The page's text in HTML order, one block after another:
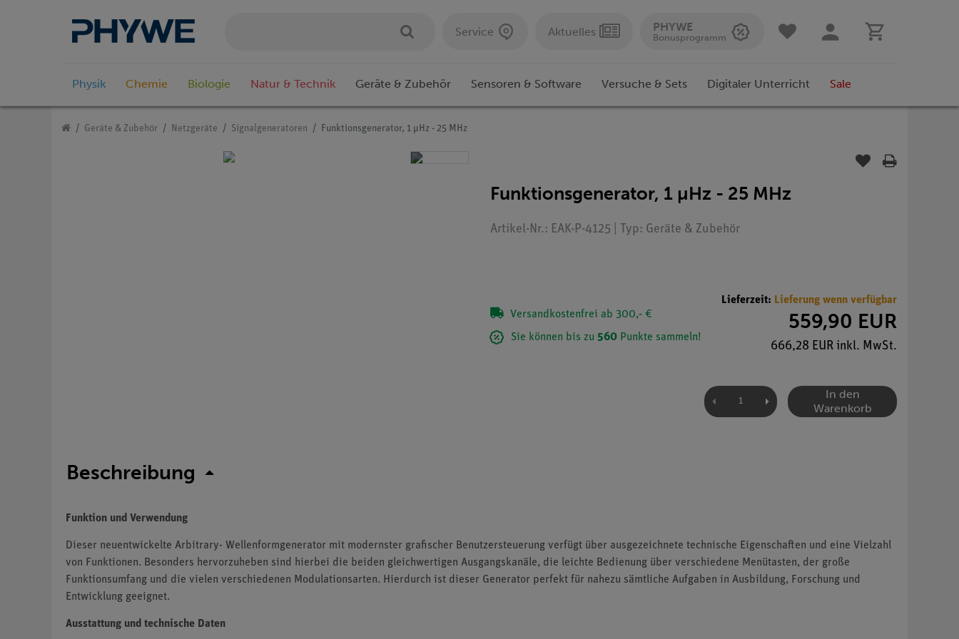
Service Aktuelles PHYWE
Bonusprogramm
Physik Chemie Biologie Natur & Technik Geräte & Zubehör Sensoren & Software Versuche & Sets Digitaler Unterricht Sale
Geräte & Zubehör Netzgeräte Signalgeneratoren Funktionsgenerator, 1 µHz - 25 MHz
Funktionsgenerator, 1 µHz - 25 MHz
Artikel-Nr.: EAK-P-4125 | Typ: Geräte & Zubehör
Versandkostenfrei ab 300,- €
Sie können bis zu 560 Punkte sammeln!
Lieferzeit: Lieferung wenn verfügbar
559,90 EUR
666,28 EUR inkl. MwSt.
In den
Warenkorb
Beschreibung
Funktion und Verwendung
Dieser neuentwickelte Arbitrary- Wellenformgenerator mit modernster grafischer Benutzersteuerung verfügt über ausgezeichnete technische Eigenschaften und eine Vielzahl
von Funktionen. Besonders hervorzuheben sind hierbei die beiden gleichwertigen Ausgangskanäle, die leichte Bedienung über verschiedene Menütasten, der große
Funktionsumfang und die vielen verschiedenen Modulationsarten. Hierdurch ist dieser Generator perfekt für nahezu sämtliche Aufgaben in Ausbildung, Forschung und
Entwicklung geeignet.
Ausstattung und technische Daten